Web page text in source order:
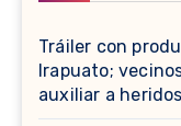
Tráiler con
Irapuato;
auxiliar a heridos